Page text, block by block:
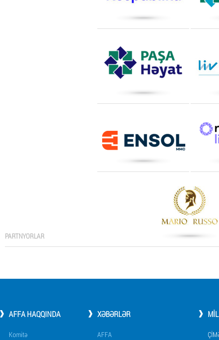
PARTNYORLAR
AFFA HAQQINDA
Komitə
XƏBƏRLƏR
AFFA